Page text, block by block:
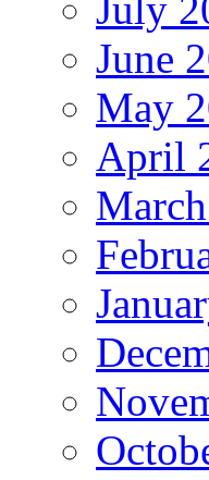
July
June
May
April